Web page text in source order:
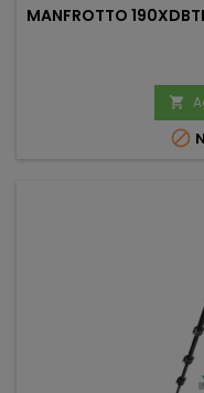
MANFROTTO

